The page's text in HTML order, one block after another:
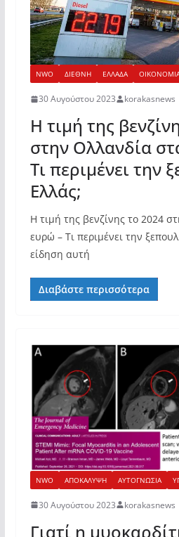
NWO ΔΙΕΘΝΗ ΕΛΛΑΔΑ
30 Αυγούστου 2023 korakasnews
Η τιμή της
στην Ολλανδία
Τι περιμένει την
Ελλάς;
Η τιμή της βενζίνης το 2024
ευρώ – Τι περιμένει την
είδηση αυτή
Διαβάστε περισσότερα
NWO ΑΠΟΚΑΛΥΨΗ ΑΥΤΟΓΝΩΣΙΑ
30 Αυγούστου 2023 korakasnews
Γιατί η